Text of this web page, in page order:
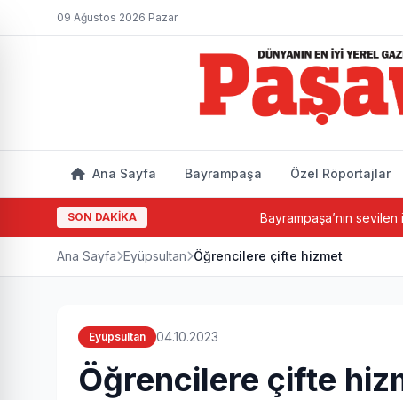
09 Ağustos 2026 Pazar
Ana Sayfa Bayrampaşa Özel Röportajlar
SON DAKİKA Bayrampaşa’nın sevilen ismi Hacı
Ana Sayfa Eyüpsultan Öğrencilere çifte hizmet
Eyüpsultan 04.10.2023
Öğrencilere çifte